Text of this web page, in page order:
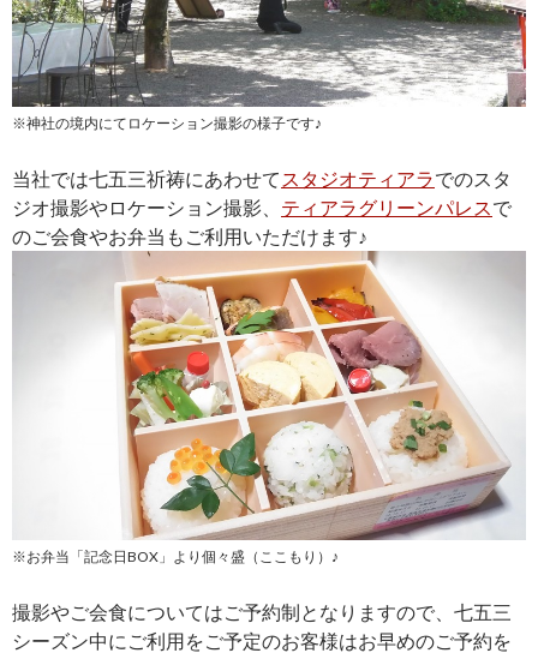
※神社の境内にてロケーション撮影の様子です♪
当社では七五三祈祷にあわせて スタジオティアラでのスタ
ジオ撮影やロケーション撮影、 ティアラグリーンパレスで
のご会食やお弁当もご利用いただけます♪
※お弁当「記念日BOX」より個々盛（ここもり）♪
撮影やご会食についてはご予約制となりますので、七五三
シーズン中にご利用をご予定のお客様はお早めのご予約を